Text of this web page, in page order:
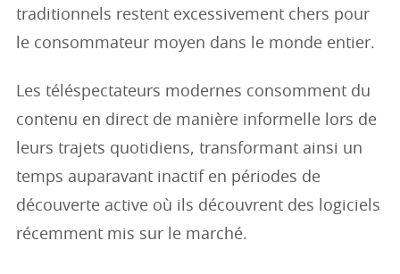
traditionnels restent excessivement chers pour
le consommateur moyen dans le monde entier.
Les téléspectateurs modernes consomment du
contenu en direct de manière informelle lors de
leurs trajets quotidiens, transformant ainsi un
temps auparavant inactif en périodes de
découverte active où ils découvrent des logiciels
récemment mis sur le marché.